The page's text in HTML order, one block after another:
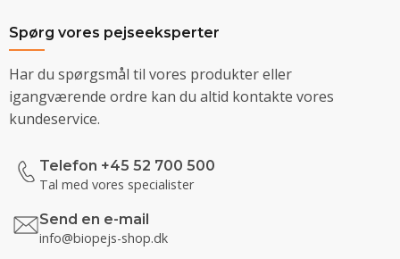
Spørg vores pejseeksperter
Har du spørgsmål til vores produkter eller
igangværende ordre kan du altid kontakte vores
kundeservice.
Telefon +45 52 700 500
Tal med vores specialister
Send en e-mail
info@biopejs-shop.dk